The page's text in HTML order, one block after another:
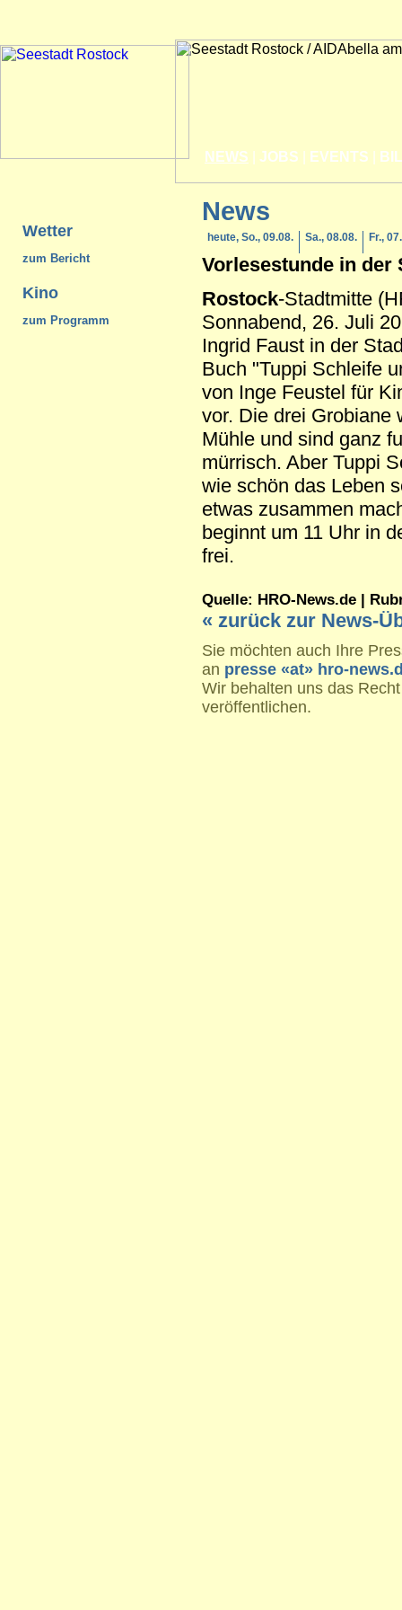
NEWS JOBS EVENTS
Wetter
zum Bericht
Kino
zum Programm
News
heute, So., 09.08. Sa., 08.08. Fr.,
Vorlesestunde in der
Rostock-Stadtmitte
Sonnabend, 26. Juli
Ingrid Faust in der
Buch "Tuppi Schleife
von Inge Feustel für
vor. Die drei Grobiane
Mühle und sind ganz
mürrisch. Aber Tuppi
wie schön das Leben
etwas zusammen
beginnt um 11 Uhr in
frei.
Quelle: HRO-News.de |
« zurück zur News-
Sie möchten auch Ihre
an presse «at» hro-
Wir behalten uns das
veröffentlichen.